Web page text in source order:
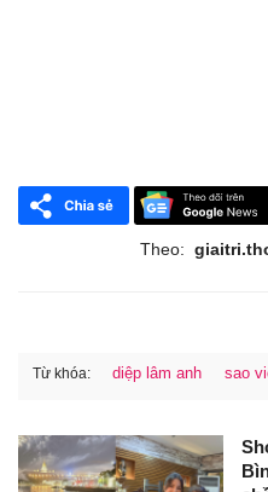
Theo:
Từ khóa: diệp lâm anh sao